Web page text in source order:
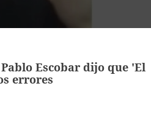
Escobar dijo que 'El
errores